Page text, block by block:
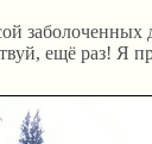
ещё раз! Я